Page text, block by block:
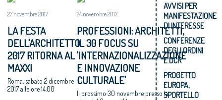
27 novembre 2017
LA FESTA
DELL'ARCHITETTO
2017 RITORNA AL
MAXXI
Roma, sabato 2 dicembre
2017 alle ore 14.00
24 novembre 2017
PROFESSIONI: ARCHITETTI,
IL 30 FOCUS SU
'INTERNAZIONALIZZAZIONE
E INNOVAZIONE
CULTURALE'
Il prossimo 30 novembre presso la
AVVISI PER
MANIFESTAZIONE
DI INTERESSE
CONFERENZE
DEGLI ORDINI
E DCR
PROGETTO
EUROPA,
SPORTELLO